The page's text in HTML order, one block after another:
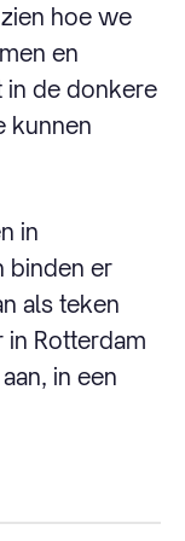
hoe we
en
in de donkere
kunnen
in
binden er
als teken
in Rotterdam
in een